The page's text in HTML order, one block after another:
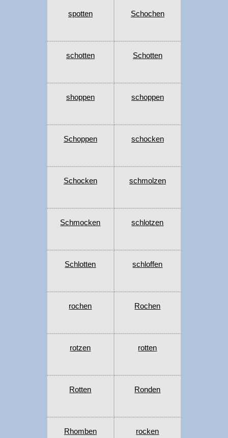
spotten Schochen
schotten Schotten
shoppen schoppen
Schoppen schocken
Schocken schmolzen
Schmocken schlotzen
Schlotten schloffen
rochen Rochen
rotzen rotten
Rotten Ronden
Rhomben rocken